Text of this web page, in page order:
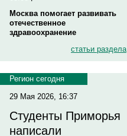
Москва помогает развивать
отечественное
здравоохранение
статьи раздела
Регион сегодня
29 Мая 2026, 16:37
Студенты Приморья
написали